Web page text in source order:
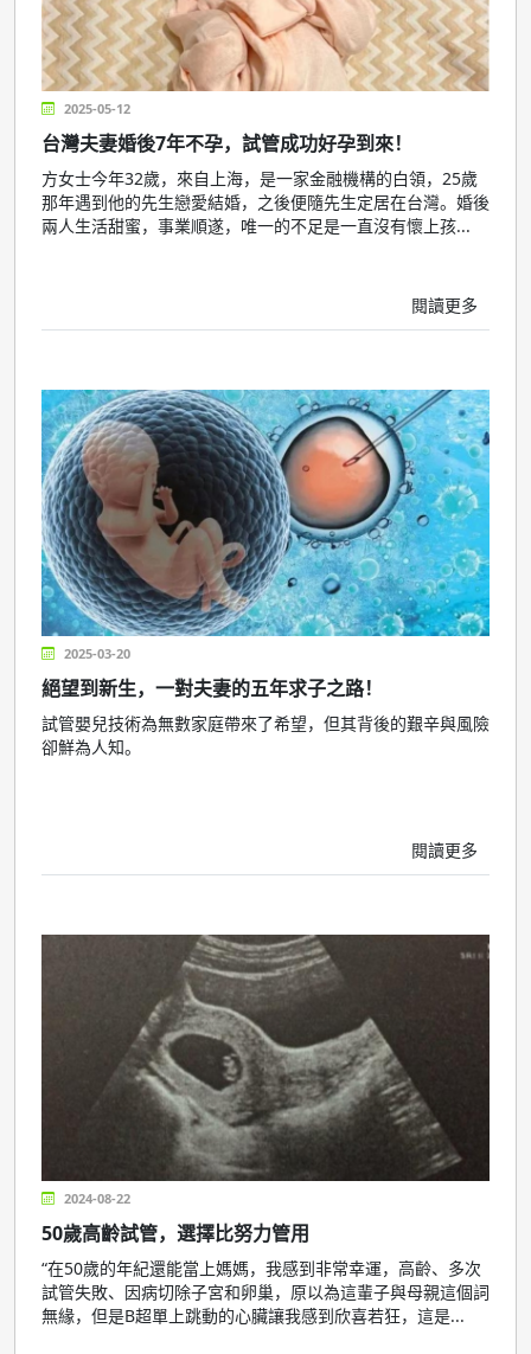
2025-05-12
台灣夫妻婚後7年不孕，試管成功好孕到來！
方女士今年32歲，來自上海，是一家金融機構的白領，25歲
那年遇到他的先生戀愛結婚，之後便隨先生定居在台灣。婚後
兩人生活甜蜜，事業順遂，唯一的不足是一直沒有懷上孩...
閱讀更多
2025-03-20
絕望到新生，一對夫妻的五年求子之路！
試管嬰兒技術為無數家庭帶來了希望，但其背後的艱辛與風險
卻鮮為人知。
閱讀更多
2024-08-22
50歲高齡試管，選擇比努力管用
“在50歲的年紀還能當上媽媽，我感到非常幸運，高齡、多次
試管失敗、因病切除子宮和卵巢，原以為這輩子與母親這個詞
無緣，但是B超單上跳動的心臟讓我感到欣喜若狂，這是...